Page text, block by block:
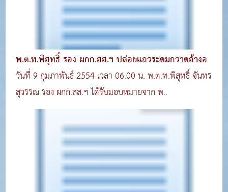
พ.ต.ท.พิสุทธิ์ รอง ผกก.สส.ฯ ปล่อยแถวระดมกวาดล้างอ
วันที่ 9 กุมภาพันธ์ 2554 เวลา 06.00 น. พ.ต.ท.พิสุทธิ์ จันทร
สุวรรณ รอง ผกก.สส.ฯ ได้รับมอบหมายจาก พ..